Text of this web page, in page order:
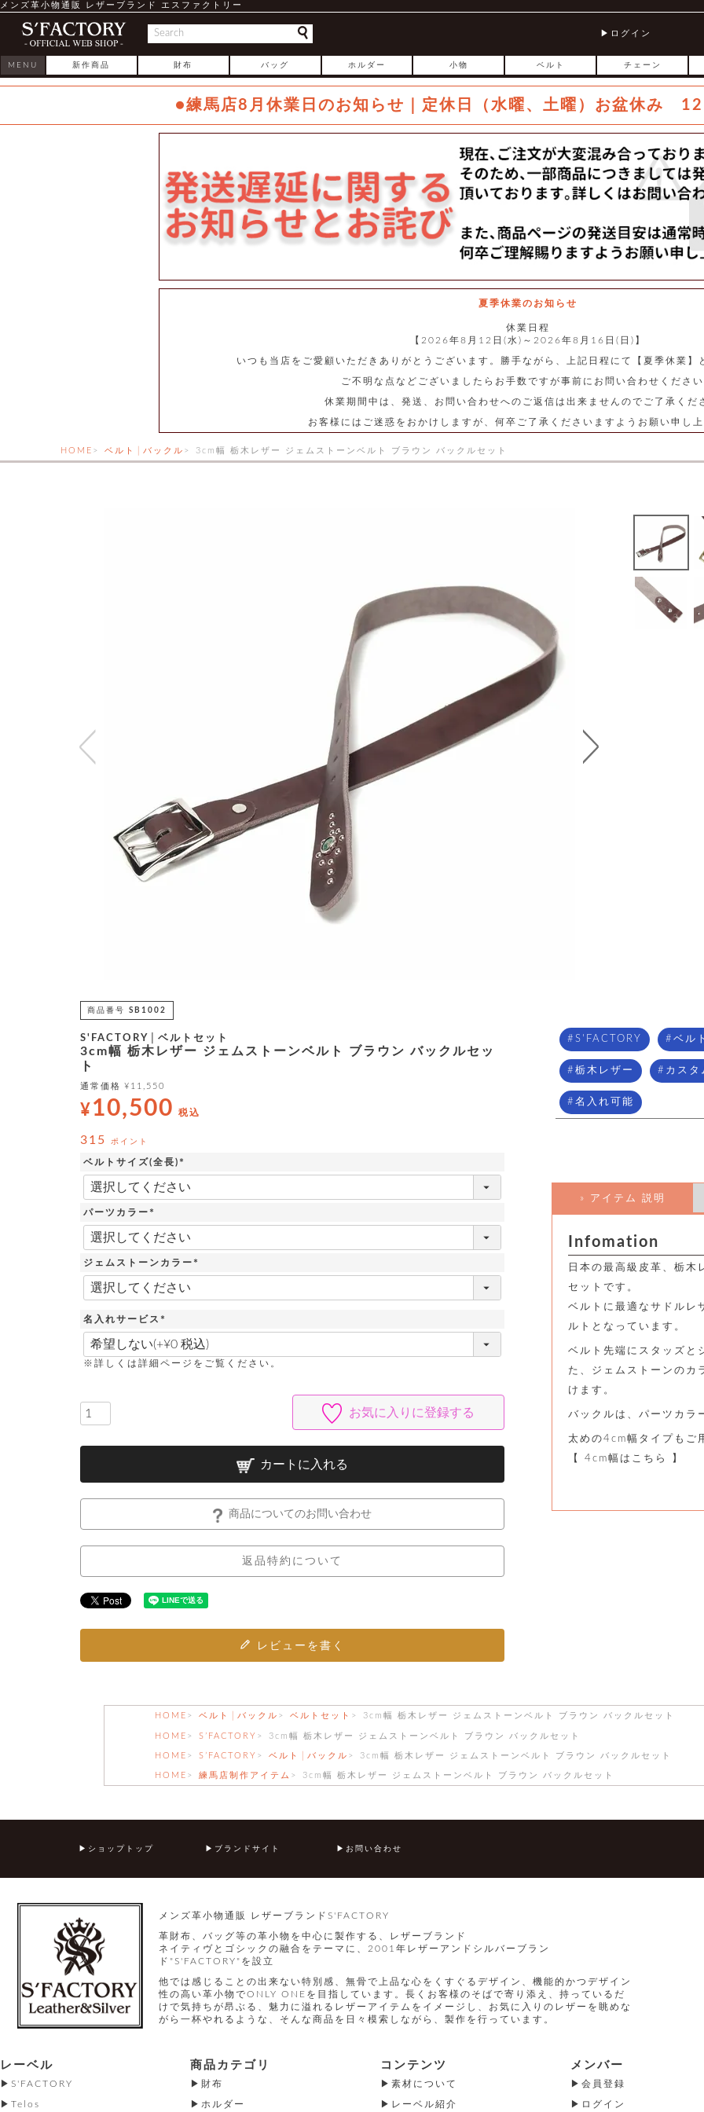
メンズ革小物通販 レザーブランド エスファクトリー
ログイン
MENU 新作商品 財布 バッグ ホルダー 小物 ベルト チェーン
●練馬店8月休業日のお知らせ｜定休日（水曜、土曜）お盆休み 12
夏季休業のお知らせ
休業日程
【2026年8月12日(水)～2026年8月16日(日)】
いつも当店をご愛顧いただきありがとうございます。勝手ながら、上記日程にて【夏季休業】
ご不明な点などございましたらお手数ですが事前にお問い合わせください
休業期間中は、発送、お問い合わせへのご返信は出来ませんのでご了承くだ
お客様にはご迷惑をおかけしますが、何卒ご了承くださいますようお願い申し上
HOME ベルト│バックル 3cm幅 栃木レザー ジェムストーンベルト ブラウン バックルセット
商品番号 SB1002
S'FACTORY│ベルトセット
3cm幅 栃木レザー ジェムストーンベルト ブラウン バックルセッ
ト
通常価格 ¥ 11,550
¥ 10,500 税込
315 ポイント
ベルトサイズ(全長)
(
必
須
パーツカラー
(
必
須
)
ジェムストーンカラー
(
須
名入れサービス
(
必
須
※詳しくは詳細ページをご覧ください。
お気に入りに登録する
カートに入れる
商品についてのお問い合わせ
返品特約について
レビューを書く
S'FACTORY ベルト
栃木レザー カスタ
名入れ可能
» アイテム 説明
Infomation
日本の最高級皮革、栃木
セットです。
ベルトに最適なサドルレ
ルトとなっています。
ベルト先端にスタッズと
た、ジェムストーンのカ
けます。
バックルは、パーツカラ
太めの4cm幅タイプもご
【 4cm幅はこちら 】
HOME ベルト│バックル ベルトセット 3cm幅 栃木レザー ジェムストーンベルト ブラウン バックルセット
HOME S’FACTORY 3cm幅 栃木レザー ジェムストーンベルト ブラウン バックルセット
HOME S’FACTORY ベルト│バックル 3cm幅 栃木レザー ジェムストーンベルト ブラウン バックルセット
HOME 練馬店制作アイテム 3cm幅 栃木レザー ジェムストーンベルト ブラウン バックルセット
ショップトップ ブランドサイト お問い合わせ
メンズ革小物通販 レザーブランドS'FACTORY
革財布、バッグ等の革小物を中心に製作する、レザーブランド
ネイティヴとゴシックの融合をテーマに、2001年レザーアンドシルバーブラン
ド"S'FACTORY"を設立
他では感じることの出来ない特別感、無骨で上品な心をくすぐるデザイン、機能的かつデザイン
性の高い革小物でONLY ONEを目指しています。長くお客様のそばで寄り添え、持っているだ
けで気持ちが昂ぶる、魅力に溢れるレザーアイテムをイメージし、お気に入りのレザーを眺めな
がら一杯やれるような、そんな商品を日々模索しながら、製作を行っています。
レーベル
S'FACTORY
Telos
商品カテゴリ
財布
ホルダー
コンテンツ
素材について
レーベル紹介
メンバー
会員登録
ログイン